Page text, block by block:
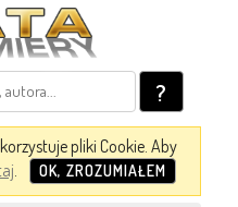
?
pliki Cookie. Aby
. OK, ZROZUMIAŁEM